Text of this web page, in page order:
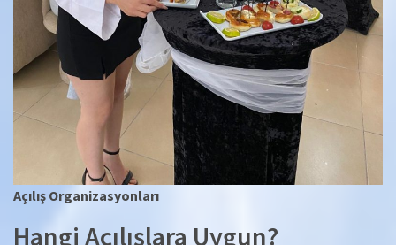
Açılış Organizasyonları
Hangi Açılışlara Uygun?